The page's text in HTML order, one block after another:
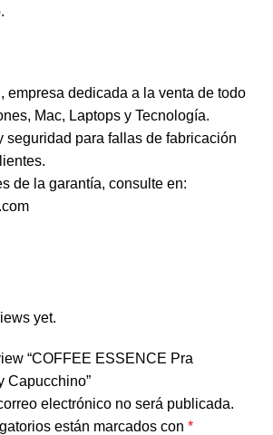
empresa dedicada a la venta de todo
Mac, Laptops y Tecnología.
seguridad para fallas de fabricación
de la garantía, consulte en:
yet.
“COFFEE ESSENCE Pra
Capucchino”
electrónico no será publicada.
están marcados con *